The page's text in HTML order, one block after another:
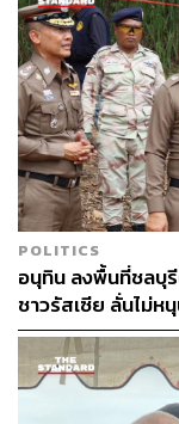
อ้างอิง:
https://
er-large-oil-
สามารถติด
ผ่านแอปพลิเคชั
TAGS: OPEC ตล
Russia
POLITICS
อนุทิน ลงพื้นที่ชลบุ
ชาวรัสเซีย ลั่นไม่ห
ประหาร’